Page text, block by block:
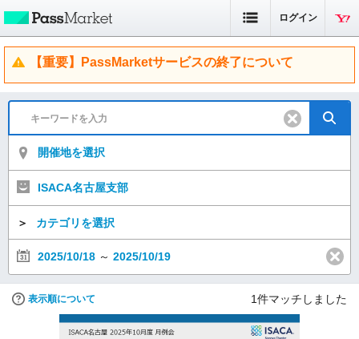
ログイン
【重要】PassMarketサービスの終了について
開催地を選択
ISACA名古屋支部
＞ カテゴリを選択
2025/10/18 ～ 2025/10/19
表示順について 1件マッチしました